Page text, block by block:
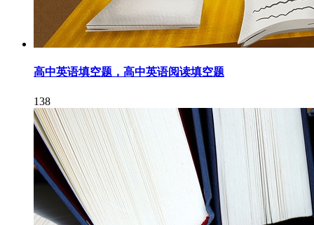
高中英语填空题，高中英语阅读填空题
138